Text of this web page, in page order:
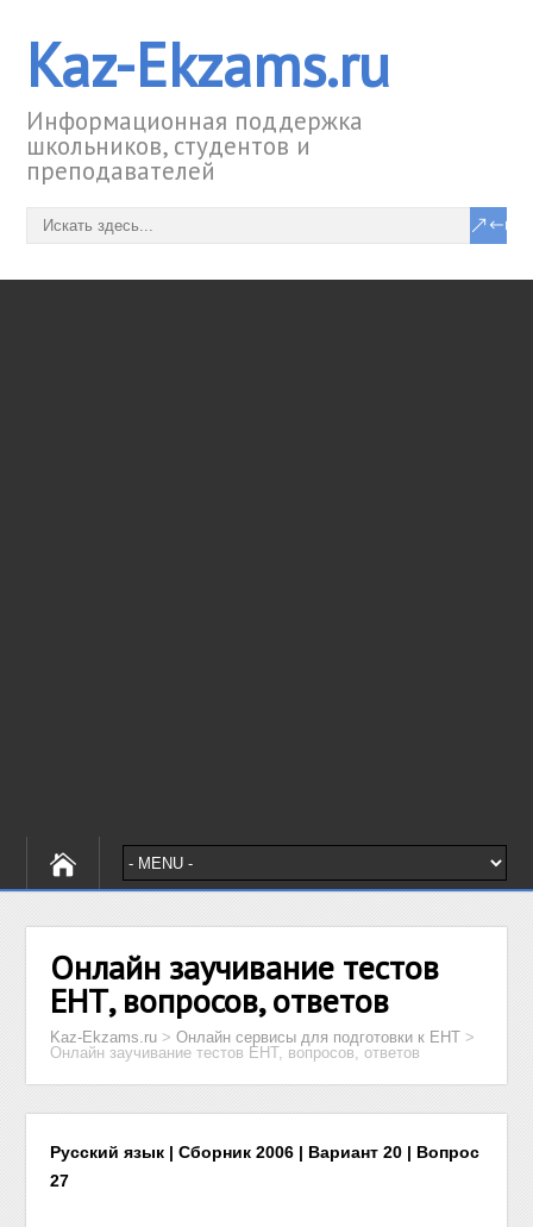
Kaz-Ekzams.ru
Информационная поддержка
школьников, студентов и
преподавателей
Онлайн заучивание тестов
ЕНТ, вопросов, ответов
Kaz-Ekzams.ru >Онлайн сервисы для подготовки к ЕНТ >
Онлайн заучивание тестов ЕНТ, вопросов, ответов
Русский язык | Сборник 2006 | Вариант 20 | Вопрос
27